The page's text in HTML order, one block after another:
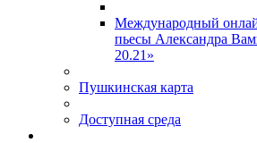
Международный
пьесы Александра
20.21»
Пушкинская карта
Доступная среда